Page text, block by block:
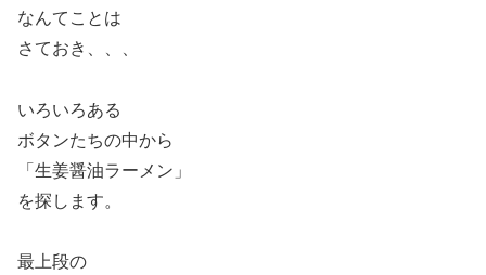
なんてことは
さておき、、、
いろいろある
ボタンたちの中から
「生姜醤油ラーメン」
を探します。
最上段の